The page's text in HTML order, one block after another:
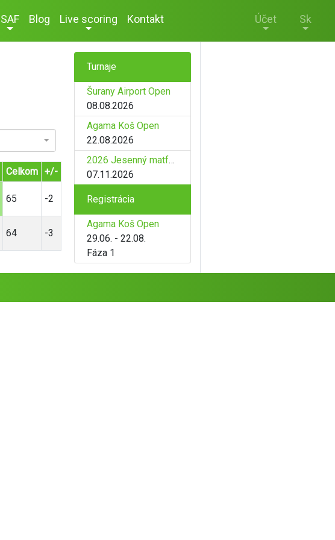
SAF Blog Live scoring Kontakt Účet Sk
Celkom +/-
65 -2
64 -3
Turnaje
Šurany Airport Open
08.08.2026
Agama Koš Open
22.08.2026
2026 Jesenný matfyz
07.11.2026
Registrácia
Agama Koš Open
29.06. - 22.08.
Fáza 1